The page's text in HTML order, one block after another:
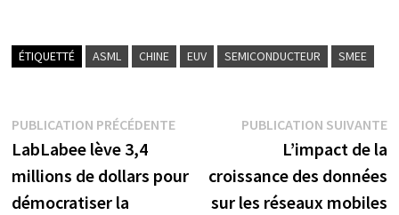
ÉTIQUETTÉ ASML CHINE EUV SEMICONDUCTEUR SMEE
Navigation
de
l’article
PUBLICATION PRÉCÉDENTEPublication
LabLabee lève 3,4
millions de dollars pour
démocratiser la
PUBLICATION SUIVANTE
L’impact de la
croissance des données
sur les réseaux mobiles